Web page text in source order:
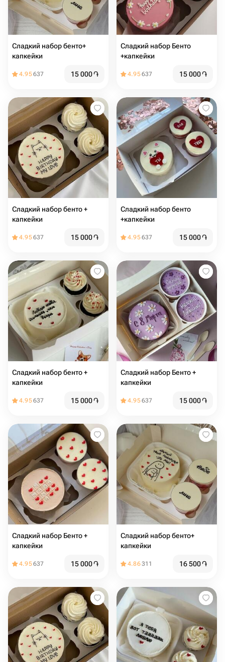
Сладкий набор бенто+
капкейки
4.95637 15 000֏
Сладкий набор Бенто
+капкейки
4.95637 15 000֏
Сладкий набор бенто +
капкейки
4.95637 15 000֏
Сладкий набор бенто
+капкейки
4.95637 15 000֏
Сладкий набор бенто +
капкейки
4.95637 15 000֏
Сладкий набор Бенто +
капкейки
4.95637 15 000֏
Сладкий набор Бенто +
капкейки
4.95637 15 000֏
Сладкий набор бенто+
капкейки
4.86311 16 500֏